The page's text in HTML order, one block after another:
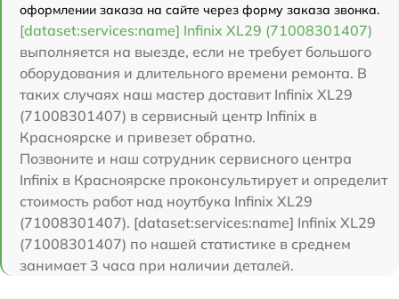
оформлении заказа на сайте через форму заказа звонка.
[dataset:services:name] Infinix XL29 (71008301407)
выполняется на выезде, если не требует большого
оборудования и длительного времени ремонта. В
таких случаях наш мастер доставит Infinix XL29
(71008301407) в сервисный центр Infinix в
Красноярске и привезет обратно.
Позвоните и наш сотрудник сервисного центра
Infinix в Красноярске проконсультирует и определит
стоимость работ над ноутбука Infinix XL29
(71008301407). [dataset:services:name] Infinix XL29
(71008301407) по нашей статистике в среднем
занимает 3 часа при наличии деталей.